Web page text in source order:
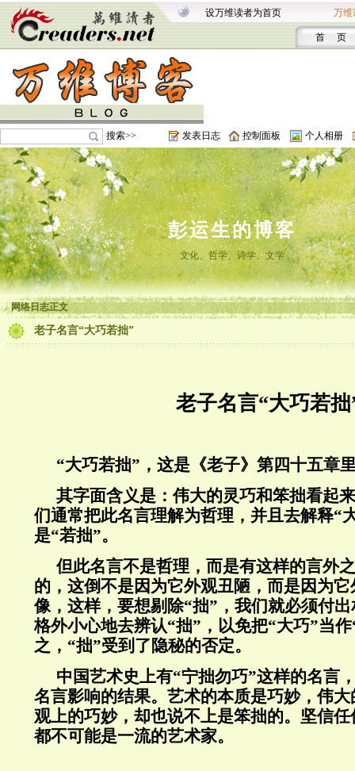
设万维读者为首页 万维
首 页
搜索>> 发表日志 控制面板 个人相册
彭运生的博客
文化、哲学、诗学、文学
网络日志正文
老子名言“大巧若拙”
老子名言“大巧若拙
“大巧若拙”，这是《老子》第四十五章
其字面含义是：伟大的灵巧和笨拙看起
们通常把此名言理解为哲理，并且去解释“
是“若拙”。
但此名言不是哲理，而是有这样的言外
的，这倒不是因为它外观丑陋，而是因为
像，这样，要想剔除“拙”，我们就必须付
格外小心地去辨认“拙”，以免把“大巧”当
之，“拙”受到了隐秘的否定。
中国艺术史上有“宁拙勿巧”这样的名言
名言影响的结果。艺术的本质是巧妙，伟
观上的巧妙，却也说不上是笨拙的。坚信
都不可能是一流的艺术家。